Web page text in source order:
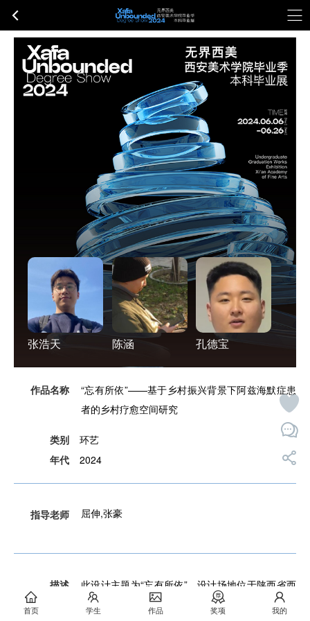
首页 学生 作品 奖项 我的
张浩天 陈涵 孔德宝
作品名称
“忘有所依”——基于乡村振兴背景下阿兹海默症患
者的乡村疗愈空间研究
类别
环艺
年代
2024
指导老师 屈伸,张豪
描述
此设计主题为“忘有所依”，设计场地位于陕西省西
安市周至县金凤村。在设计过程中，我们将陕西八